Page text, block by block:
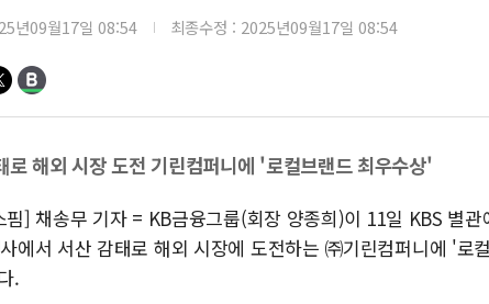
년09월17일 08:54 최종수정 : 2025년09월17일 08:54
로 해외 시장 도전 기린컴퍼니에 '로컬브랜드 최우수상'
핌] 채송무 기자 = KB금융그룹(회장 양종희)이 11일 KBS 별
에서 서산 감태로 해외 시장에 도전하는 ㈜기린컴퍼니에 '로
.